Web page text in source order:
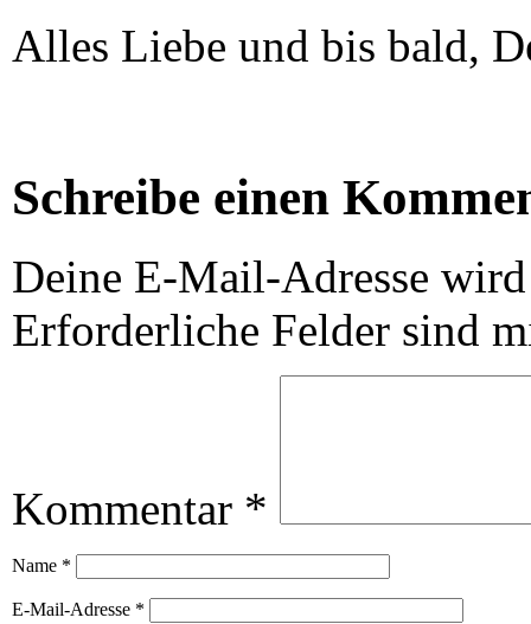
Alles Liebe und bis bald,
Schreibe einen
Deine E-Mail-Adresse
Erforderliche Felder sind
Kommentar *
Name *
E-Mail-Adresse *